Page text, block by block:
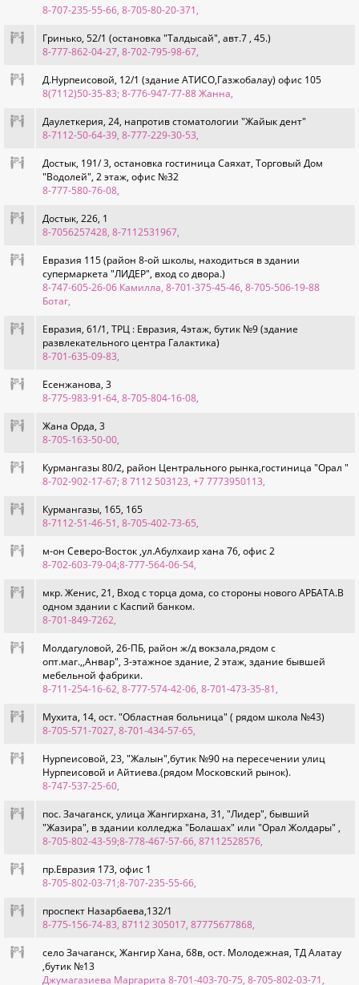
8-707-235-55-66, 8-705-80-20-371,
Гринько, 52/1 (остановка "Талдысай", авт.7 , 45.)
8-777-862-04-27, 8-702-795-98-67,
Д.Нурпеисовой, 12/1 (здание АТИСО,Газжобалау) офис 105
8(7112)50-35-83; 8-776-947-77-88 Жанна,
Даулеткерия, 24, напротив стоматологии "Жайык дент"
8-7112-50-64-39, 8-777-229-30-53,
Достык, 191/ 3, остановка гостиница Саяхат, Торговый Дом
"Водолей", 2 этаж, офис №32
8-777-580-76-08,
Достык, 226, 1
8-7056257428, 8-7112531967,
Евразия 115 (район 8-ой школы, находиться в здании
супермаркета "ЛИДЕР", вход со двора.)
8-747-605-26-06 Камилла, 8-701-375-45-46, 8-705-506-19-88
Ботаг,
Евразия, 61/1, ТРЦ : Евразия, 4этаж, бутик №9 (здание
развлекательного центра Галактика)
8-701-635-09-83,
Есенжанова, 3
8-775-983-91-64, 8-705-804-16-08,
Жана Орда, 3
8-705-163-50-00,
Курмангазы 80/2, район Центрального рынка,гостиница "Орал "
8-702-902-17-67; 8 7112 503123, +7 7773950113,
Курмангазы, 165, 165
8-7112-51-46-51, 8-705-402-73-65,
м-он Северо-Восток ,ул.Абулхаир хана 76, офис 2
8-702-603-79-04;8-777-564-06-54,
мкр. Женис, 21, Вход с торца дома, со стороны нового АРБАТА.В
одном здании с Каспий банком.
8-701-849-7262,
Молдагуловой, 26-ПБ, район ж/д вокзала,рядом с
опт.маг.,,Анвар", 3-этажное здание, 2 этаж, здание бывшей
мебельной фабрики.
8-711-254-16-62, 8-777-574-42-06, 8-701-473-35-81,
Мухита, 14, ост. "Областная больница" ( рядом школа №43)
8-705-571-7027, 8-701-434-57-65,
Нурпеисовой, 23, "Жалын",бутик №90 на пересечении улиц
Нурпеисовой и Айтиева.(рядом Московский рынок).
8-747-537-25-60,
пос. Зачаганск, улица Жангирхана, 31, "Лидер", бывший
"Жазира", в здании колледжа "Болашах" или "Орал Жолдары" ,
8-705-802-43-59;8-778-467-57-66, 87112528576,
пр.Евразия 173, офис 1
8-705-802-03-71;8-707-235-55-66,
проспект Назарбаева,132/1
8-775-156-74-83, 87112 305017, 87775677868,
село Зачаганск, Жангир Хана, 68в, ост. Молодежная, ТД Алатау
,бутик №13
Джумагазиева Маргарита 8-701-403-70-75, 8-705-802-03-71,